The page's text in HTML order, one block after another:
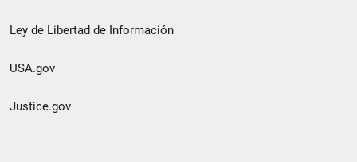
Ley de Libertad de Información
USA.gov
Justice.gov